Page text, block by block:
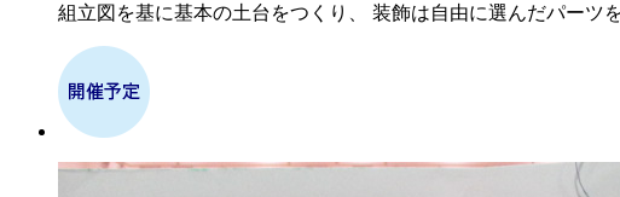
組立図を基に基本の土台をつくり、 装飾は自由に選んだパーツ